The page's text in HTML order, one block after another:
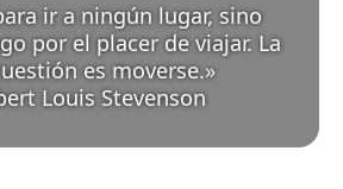
ir a ningún lugar, sino
por el placer de viajar. La
es moverse. »
Louis Stevenson